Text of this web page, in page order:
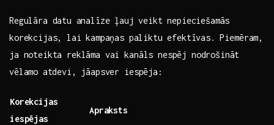
Regulāra datu⁢ analīze ‍ļauj⁢ veikt nepieciešamās
korekcijas, ⁤lai kampaņas⁤ paliktu efektīvas.⁤ Piemēram,
ja noteikta reklāma vai kanāls nespēj nodrošināt
vēlamo ⁣atdevi, jāapsver iespēja:
Korekcijas⁤
iespējas
Apraksts